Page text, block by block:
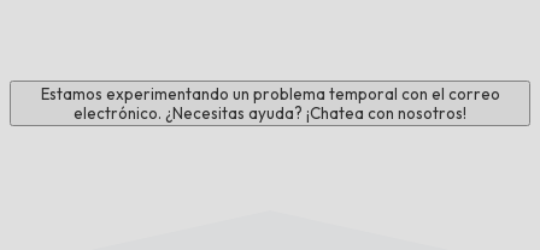
Estamos experimentando un problema temporal con el correo
electrónico. ¿Necesitas ayuda? ¡Chatea con nosotros!